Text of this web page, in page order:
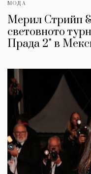
МОДА
Мерил Стрийп
световното
Прада 2" в